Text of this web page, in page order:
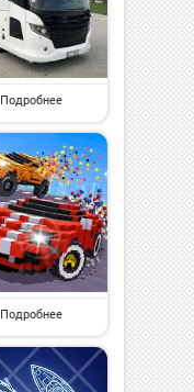
Подробнее
Подробнее